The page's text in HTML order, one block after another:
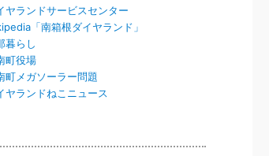
ヤランドサービスセンター
「南箱根ダイヤランド」
暮らし
町役場
町メガソーラー問題
ヤランドねこニュース